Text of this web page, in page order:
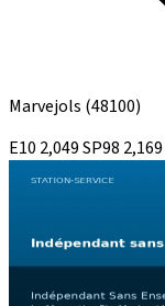
Marvejols (48100)
E10 2,049SP98 2,169